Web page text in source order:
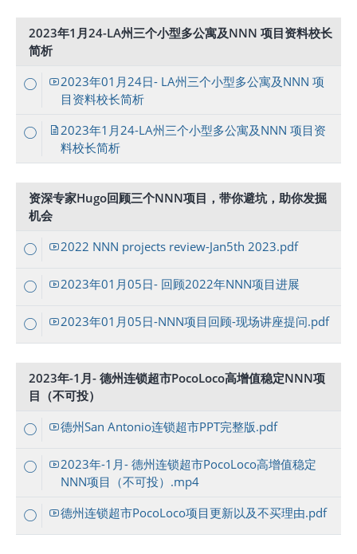
2023年1月24-LA州三个小型多公寓及NNN 项目资料校长
简析
2023年01月24日- LA州三个小型多公寓及NNN 项
目资料校长简析
2023年1月24-LA州三个小型多公寓及NNN 项目资
料校长简析
资深专家Hugo回顾三个NNN项目，带你避坑，助你发掘
机会
2022 NNN projects review-Jan5th 2023.pdf
2023年01月05日- 回顾2022年NNN项目进展
2023年01月05日-NNN项目回顾-现场讲座提问.pdf
2023年-1月- 德州连锁超市PocoLoco高增值稳定NNN项
目（不可投）
德州San Antonio连锁超市PPT完整版.pdf
2023年-1月- 德州连锁超市PocoLoco高增值稳定
NNN项目（不可投）.mp4
德州连锁超市PocoLoco项目更新以及不买理由.pdf